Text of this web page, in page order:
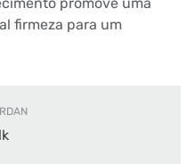
firmeza para um